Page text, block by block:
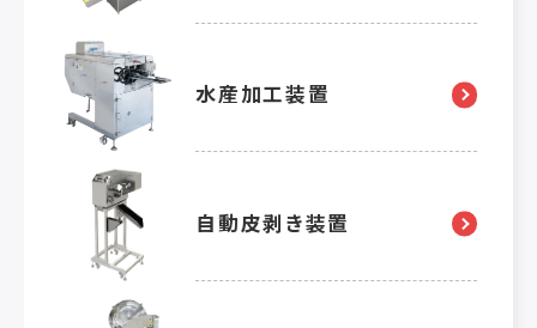
水産加工装置
自動皮剥き装置